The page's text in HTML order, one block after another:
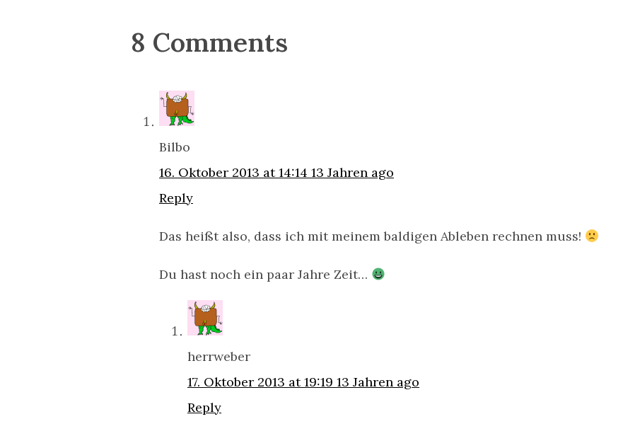
8 Comments
Bilbo
16. Oktober 2013 at 14:14 13 Jahren ago
Reply
Das heißt also, dass ich mit meinem baldigen Ableben rechnen muss!
Du hast noch ein paar Jahre Zeit…
herrweber
17. Oktober 2013 at 19:19 13 Jahren ago
Reply